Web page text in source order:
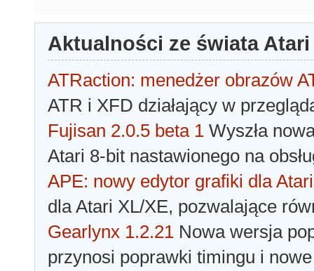
Aktualności ze świata Atari
ATRaction: menedżer obrazów
ATR i XFD działający w
Fujisan 2.0.5 beta 1 Wyszła
Atari 8-bit nastawionego na
APE: nowy edytor grafiki dla Atari
dla Atari XL/XE, pozwalające
Gearlynx 1.2.21 Nowa wersja
przynosi poprawki timingu i